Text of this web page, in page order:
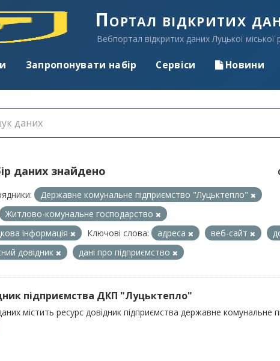
Портал відкритих
Вебпортал відкритих даних Луцької міської
Запропонувати набір Сервіси Новини
даних знайдено
Державне комунальне підприємство "Луцьктепло"
Житлово-комунальне господарство
інформація
Ключові слова: адреса веб-сайт
довідник
дані про підприємство
підприємства ДКП "Луцьктепло"
містить ресурс довідник підприємства державне комунальне